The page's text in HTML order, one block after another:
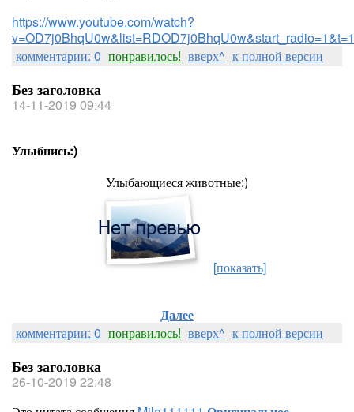
https://www.youtube.com/watch?
v=OD7j0BhqU0w&list=RDOD7j0BhqU0w&start_radio=1&t=1
комментарии: 0 понравилось! вверх^ к полной версии
Без заголовка
14-11-2019 09:44
Улыбнись:)
Улыбающиеся животные:)
[показать]
Далее
комментарии: 0 понравилось! вверх^ к полной версии
Без заголовка
26-10-2019 22:48